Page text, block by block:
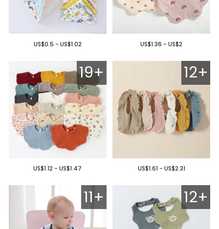
US$0.5 - US$1.02 US$1.36 - US$2
19+
US$1.12 - US$1.47
12+
US$1.61 - US$2.31
11+ 12+